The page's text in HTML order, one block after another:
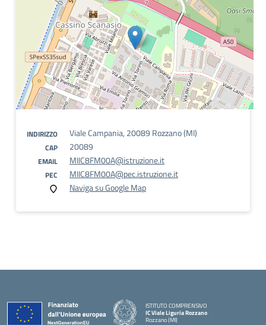
INDIRIZZO Viale Campania, 20089 Rozzano (MI)
CAP 20089
EMAIL MIIC8FM00A@istruzione.it
PEC
MIIC8FM00A@pec.istruzione.it
Naviga su Google Map
ISTITUTO COMPRENSIVO
IC Viale Liguria Rozzano
Rozzano (MI)